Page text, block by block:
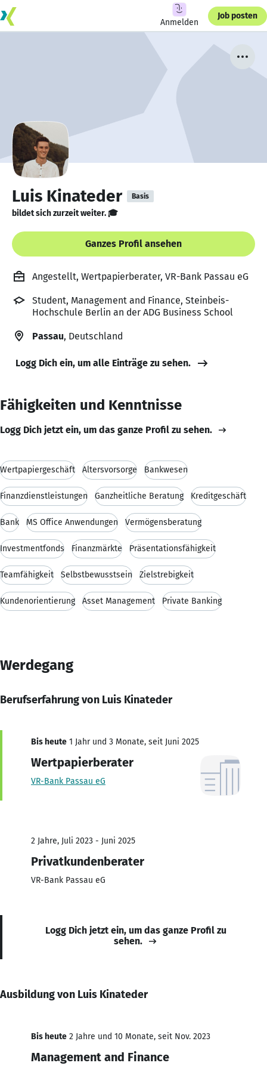
Anmelden
Job posten
Luis Kinateder Basis
bildet sich zurzeit weiter. 🎓
Ganzes Profil ansehen
Angestellt, Wertpapierberater, VR-Bank Passau eG
Student, Management and Finance, Steinbeis-
Hochschule Berlin an der ADG Business School
Passau, Deutschland
Logg Dich ein, um alle Einträge zu sehen.
Fähigkeiten und Kenntnisse
Logg Dich jetzt ein, um das ganze Profil zu sehen.
Wertpapiergeschäft Altersvorsorge Bankwesen
Finanzdienstleistungen Ganzheitliche Beratung Kreditgeschäft
Bank MS Office Anwendungen Vermögensberatung
Investmentfonds Finanzmärkte Präsentationsfähigkeit
Teamfähigkeit Selbstbewusstsein Zielstrebigkeit
Kundenorientierung Asset Management Private Banking
Werdegang
Berufserfahrung von Luis Kinateder
Bis heute 1 Jahr und 3 Monate, seit Juni 2025
Wertpapierberater
VR-Bank Passau eG
2 Jahre, Juli 2023 - Juni 2025
Privatkundenberater
VR-Bank Passau eG
Logg Dich jetzt ein, um das ganze Profil zu
sehen.
Ausbildung von Luis Kinateder
Bis heute 2 Jahre und 10 Monate, seit Nov. 2023
Management and Finance